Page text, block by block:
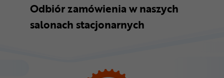
Odbiór zamówienia w naszych
salonach stacjonarnych